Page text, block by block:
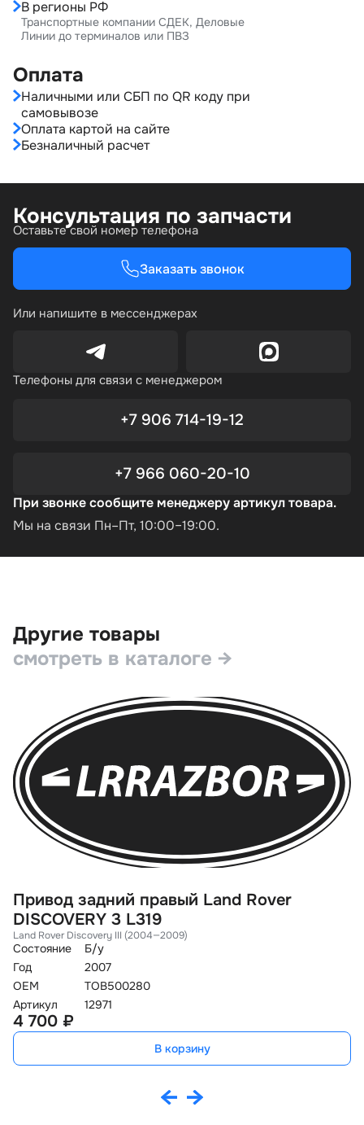
В регионы РФ
Транспортные компании СДЕК, Деловые
Линии до терминалов или ПВЗ
Оплата
Наличными или СБП по QR коду при
самовывозе
Оплата картой на сайте
Безналичный расчет
Консультация по запчасти
Оставьте свой номер телефона
Заказать звонок
Или напишите в мессенджерах
Телефоны для связи с менеджером
+7 906 714-19-12
+7 966 060-20-10
При звонке сообщите менеджеру артикул товара.
Мы на связи Пн–Пт, 10:00–19:00.
Другие товары
смотреть в каталоге →
Привод задний правый Land Rover
DISCOVERY 3 L319
Land Rover Discovery III (2004—2009)
Состояние
Б/у
Год
2007
OEM
TOB500280
Артикул
12971
4 700 ₽
В корзину